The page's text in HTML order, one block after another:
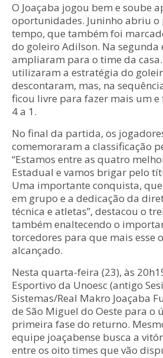
O Joaçaba jogou bem e soube
oportunidades. Juninho abriu
tempo, que também foi
do goleiro Adilson. Na segunda
ampliaram para o time da
utilizaram a estratégia do
descontaram, mas, na
ficou livre para fazer mais um
4 a 1.
No final da partida, os
comemoraram a classificação
“Estamos entre as quatro
Estadual e vamos brigar pelo
Uma importante conquista,
em grupo e a dedicação da
técnica e atletas”, destacou o
também enaltecendo o
torcedores para que mais esse
alcançado.
Nesta quarta-feira (23), às
Esportivo da Unoesc (antigo
Sistemas/Real Makro Joaçaba
de São Miguel do Oeste para o
primeira fase do returno.
equipe joaçabense busca a
entre os oito times que vão